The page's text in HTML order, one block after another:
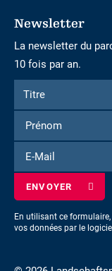
Newsletter
La newsletter du
10 fois par an.
Formulaire
d'inscription
la
newsletter
Titre
Titre
Mail
En utilisant ce
vos données par le